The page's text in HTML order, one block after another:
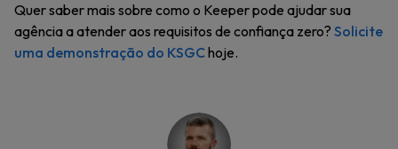
Quer saber mais sobre como o Keeper pode ajudar sua
agência a atender aos requisitos de confiança zero? Solicite
uma demonstração do KSGChoje.